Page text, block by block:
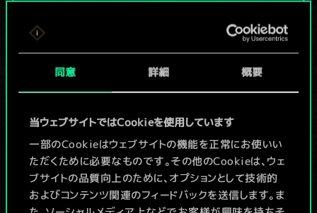
同意 詳細 概要
当ウェブサイトではCookieを使用しています
一部のCookieはウェブサイトの機能を正常にお使いい
ただくために必要なものです。その他のCookieは、ウェ
ブサイトの品質向上のために、オプションとして技術的
およびコンテンツ関連のフィードバックを送信します。ま
現在はまだこれし
か共有デッキがあ
りませんが、
続々追加中！
デッキ名入力＆ガイドを作成
デッキを編集